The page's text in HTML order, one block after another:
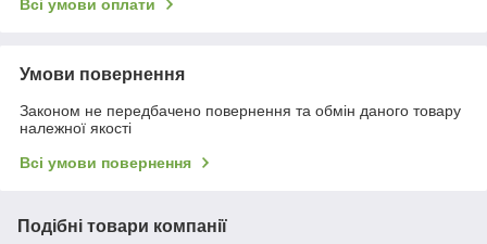
Всі умови оплати
Умови повернення
Законом не передбачено повернення та обмін даного товару
належної якості
Всі умови повернення
Подібні товари компанії